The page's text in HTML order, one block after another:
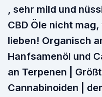
, sehr mild und
CBD Öle nicht
lieben! Organisch
Hanfsamenöl und
an Terpenen |
Cannabinoiden |